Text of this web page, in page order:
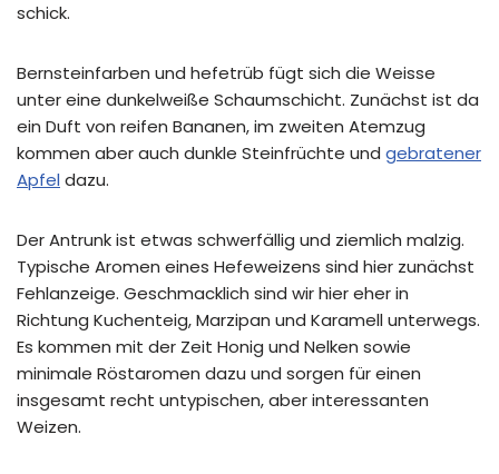
schick.
Bernsteinfarben und hefetrüb fügt sich die Weisse
unter eine dunkelweiße Schaumschicht. Zunächst ist da
ein Duft von reifen Bananen, im zweiten Atemzug
kommen aber auch dunkle Steinfrüchte und gebratener
Apfel dazu.
Der Antrunk ist etwas schwerfällig und ziemlich malzig.
Typische Aromen eines Hefeweizens sind hier zunächst
Fehlanzeige. Geschmacklich sind wir hier eher in
Richtung Kuchenteig, Marzipan und Karamell unterwegs.
Es kommen mit der Zeit Honig und Nelken sowie
minimale Röstaromen dazu und sorgen für einen
insgesamt recht untypischen, aber interessanten
Weizen.